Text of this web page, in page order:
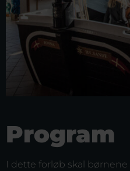
Program
I dette forløb skal